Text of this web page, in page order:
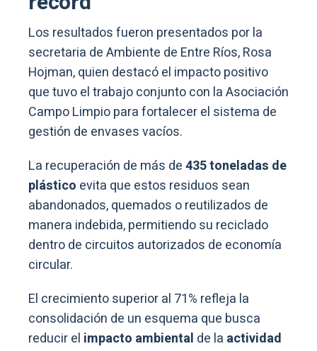
Los resultados fueron presentados por la
secretaria de Ambiente de Entre Ríos, Rosa
Hojman, quien destacó el impacto positivo
que tuvo el trabajo conjunto con la Asociación
Campo Limpio para fortalecer el sistema de
gestión de envases vacíos.
La recuperación de más de435 toneladas de
plástico evita que estos residuos sean
abandonados, quemados o reutilizados de
manera indebida, permitiendo su reciclado
dentro de circuitos autorizados de economía
circular.
El crecimiento superior al 71% refleja la
consolidación de un esquema que busca
reducir el impacto ambiental de la actividad